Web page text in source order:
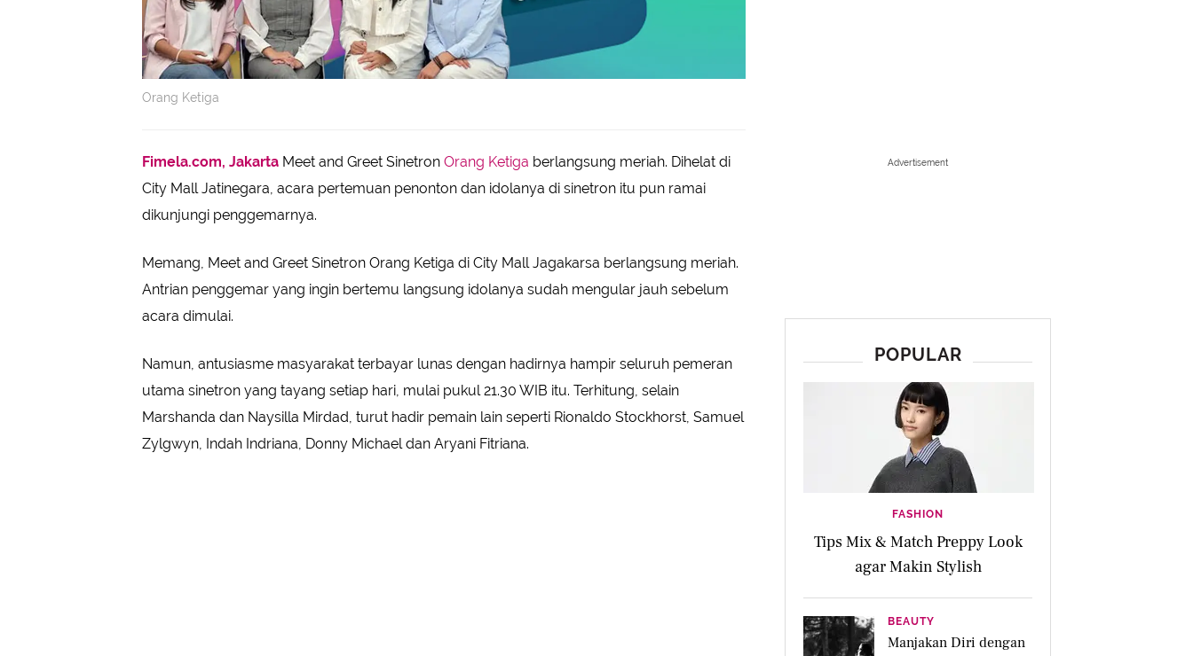
Orang Ketiga
Fimela.com, Jakarta Meet and Greet Sinetron Orang Ketiga berlangsung meriah. Dihelat di
City Mall Jatinegara, acara pertemuan penonton dan idolanya di sinetron itu pun ramai
dikunjungi penggemarnya.
Memang, Meet and Greet Sinetron Orang Ketiga di City Mall Jagakarsa berlangsung meriah.
Antrian penggemar yang ingin bertemu langsung idolanya sudah mengular jauh sebelum
acara dimulai.
Namun, antusiasme masyarakat terbayar lunas dengan hadirnya hampir seluruh pemeran
utama sinetron yang tayang setiap hari, mulai pukul 21.30 WIB itu. Terhitung, selain
Marshanda dan Naysilla Mirdad, turut hadir pemain lain seperti Rionaldo Stockhorst, Samuel
Zylgwyn, Indah Indriana, Donny Michael dan Aryani Fitriana.
Advertisement
POPULAR
FASHION
Tips Mix & Match Preppy Look
agar Makin Stylish
BEAUTY
Manjakan Diri dengan